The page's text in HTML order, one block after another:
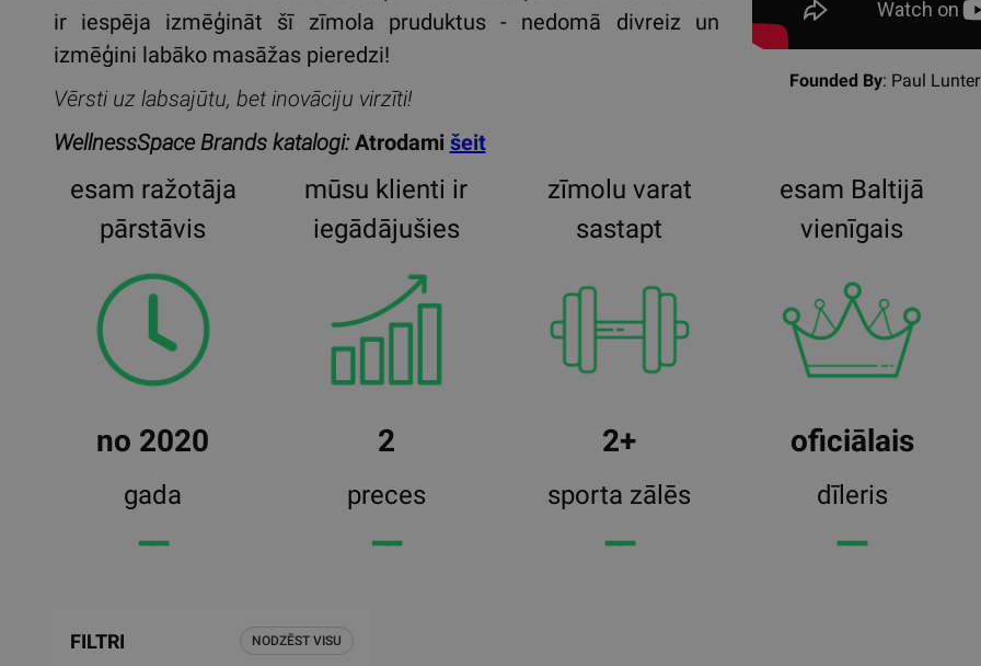
ir iespēja izmēģināt šī zīmola pruduktus - nedomā divreiz un
izmēģini labāko masāžas pieredzi!
Vērsti uz labsajūtu, bet inovāciju virzīti!
WellnessSpace Brands katalogi:Atrodami šeit
Founded By: Paul
esam ražotāja
pārstāvis
no 2020
gada
━━
mūsu klienti ir
iegādājušies
2
preces
━━
zīmolu varat
sastapt
2+
sporta zālēs
━━
esam Baltijā
vienīgais
oficiālais
dīleris
━━
FILTRI NODZĒST VISU